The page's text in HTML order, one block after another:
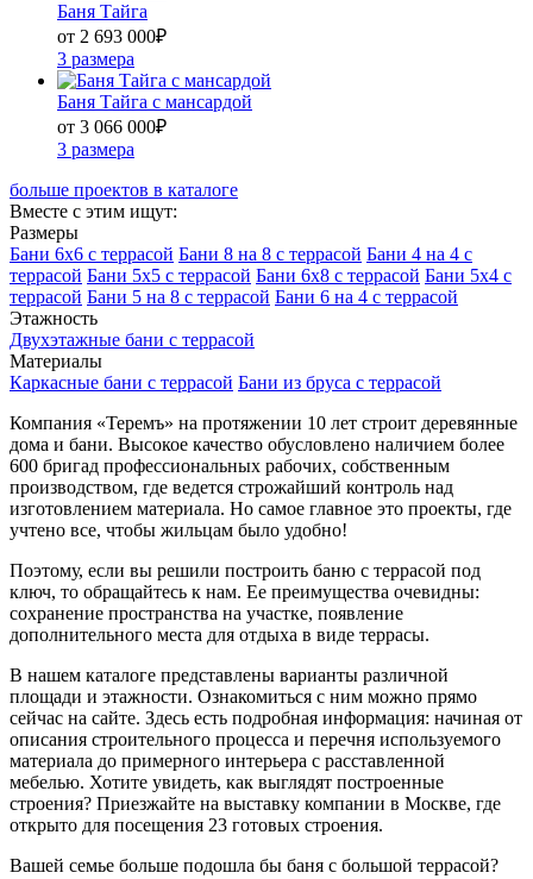
Баня Тайга
от 2 693 000₽
3 размера
Баня Тайга с мансардой
от 3 066 000₽
3 размера
больше проектов в каталоге
Вместе с этим ищут:
Размеры
Бани 6х6 с террасой Бани 8 на 8 с террасой Бани 4 на 4 с
террасой Бани 5х5 с террасой Бани 6х8 с террасой Бани 5х4 с
террасой Бани 5 на 8 с террасой Бани 6 на 4 с террасой
Этажность
Двухэтажные бани с террасой
Материалы
Каркасные бани с террасой Бани из бруса с террасой
Компания «Теремъ» на протяжении 10 лет строит деревянные
дома и бани. Высокое качество обусловлено наличием более
600 бригад профессиональных рабочих, собственным
производством, где ведется строжайший контроль над
изготовлением материала. Но самое главное это проекты, где
учтено все, чтобы жильцам было удобно!
Поэтому, если вы решили построить баню с террасой под
ключ, то обращайтесь к нам. Ее преимущества очевидны:
сохранение пространства на участке, появление
дополнительного места для отдыха в виде террасы.
В нашем каталоге представлены варианты различной
площади и этажности. Ознакомиться с ним можно прямо
сейчас на сайте. Здесь есть подробная информация: начиная от
описания строительного процесса и перечня используемого
материала до примерного интерьера с расставленной
мебелью. Хотите увидеть, как выглядят построенные
строения? Приезжайте на выставку компании в Москве, где
открыто для посещения 23 готовых строения.
Вашей семье больше подошла бы баня с большой террасой?